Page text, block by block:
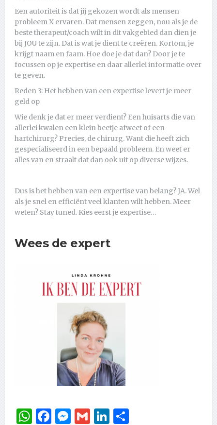
Een autoriteit is dat jij gekozen wordt als mensen
probleem X ervaren. Dat mensen zeggen, nou als je de
beste therapeut/coach wilt in dit vakgebied dan dien je
bij JOU te zijn. Dat is wat je dient te creëren. Kortom, je
krijgt naam en faam. Hoe doe je dat dan? Door je te
focussen op je expertise en daar allerlei informatie over
te geven.
Reden 3: Het hebben van een expertise levert je meer
geld op
Wie denk je dat er meer verdient? Een huisarts die van
allerlei kwalen een klein beetje afweet of een
hartchirurg? Precies, de chirurg. Want die heeft zich
gespecialiseerd in een bepaald probleem. En weet er
alles van en straalt dat dan ook uit op diverse wijzes.
Dus is het hebben van een expertise van belang? JA. Wel
als je snel en efficiënt veel klanten wilt hebben. Meer
weten? Stay tuned. Kies eerst je expertise…
Wees de expert
WhatsApp
Facebook
Messenger
GmailLinkedIn